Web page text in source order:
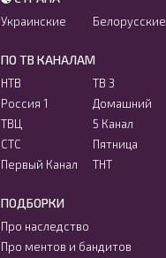
Украинские Белорусские
ПО ТВ КАНАЛАМ
НТВ
Россия 1
ТВЦ
СТС
Первый Канал
ТВ 3
Домашний
5 Канал
Пятница
ТНТ
ПОДБОРКИ
Про наследство
Про ментов и бандитов